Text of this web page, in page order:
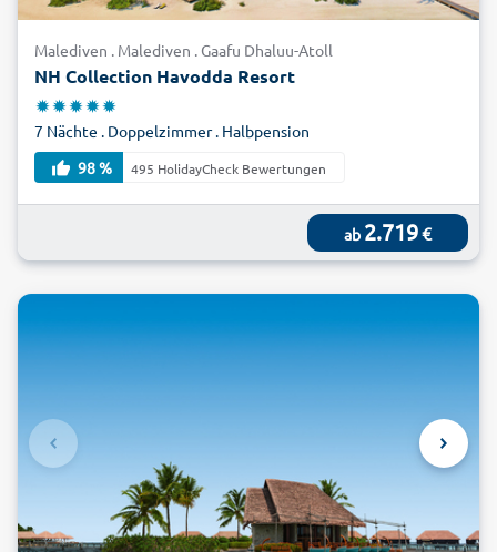
Malediven . Malediven . Gaafu Dhaluu-Atoll
NH Collection Havodda Resort
7 Nächte . Doppelzimmer . Halbpension
98 %
495 HolidayCheck Bewertungen
ab 2.719€